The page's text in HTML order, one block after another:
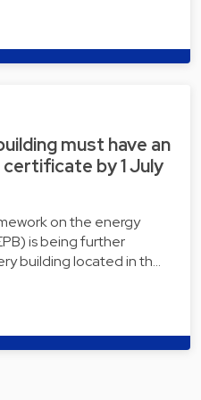
must have an
by 1 July
on the energy
is being further
building located in th…